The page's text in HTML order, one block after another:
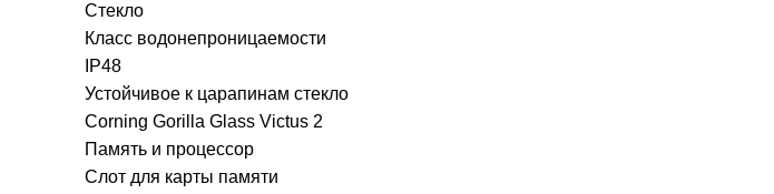
Стекло
Класс водонепроницаемости
IP48
Устойчивое к царапинам стекло
Corning Gorilla Glass Victus 2
Память и процессор
Слот для карты памяти